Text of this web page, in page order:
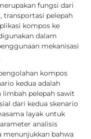
fungsi dari
transportasi pelepah
kompos ke
dalam
mekanisasi
kompos
kedua adalah
pelepah sawit
dari kedua skenario
layak untuk
analisis
menunjukkan bahwa